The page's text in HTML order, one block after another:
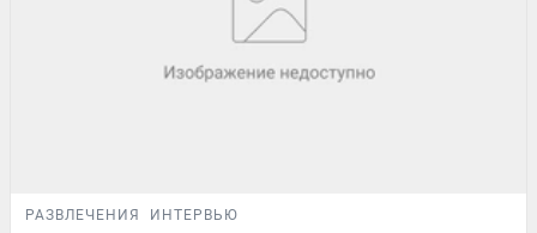
РАЗВЛЕЧЕНИЯ ИНТЕРВЬЮ